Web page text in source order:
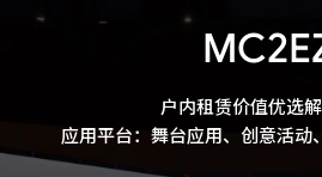
户内租赁价值优选
应用平台：舞台应用、创意活动